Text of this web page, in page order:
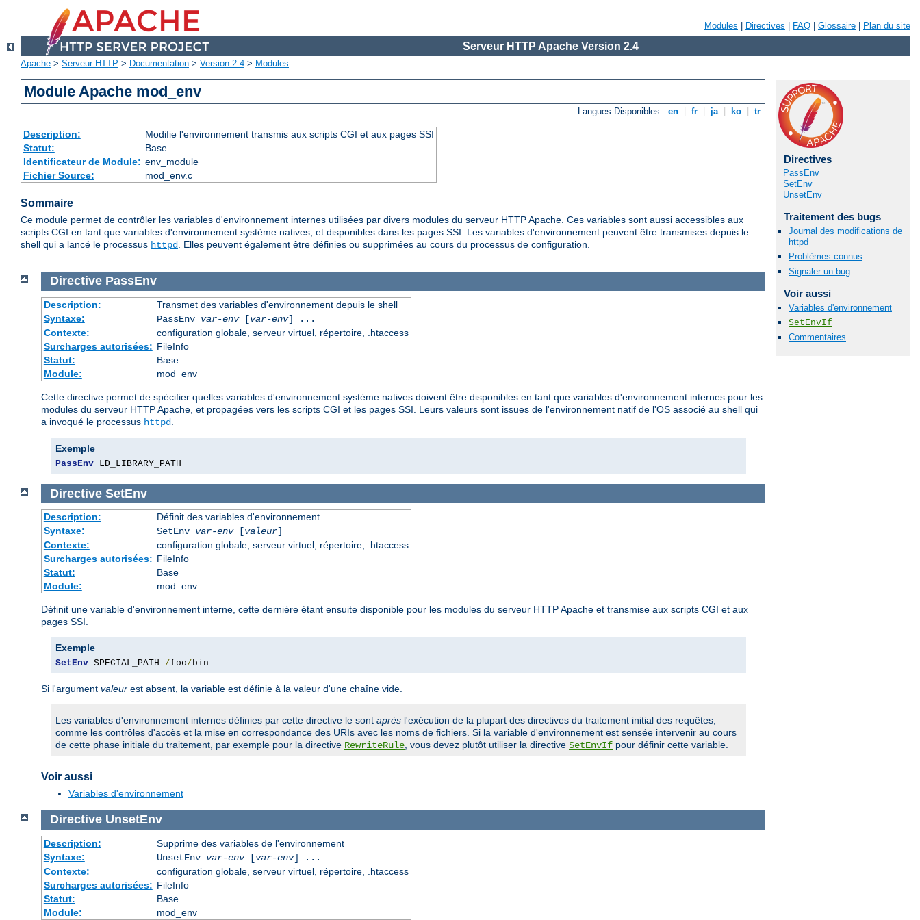
Modules Directives FAQ Glossaire Plan du site
Serveur HTTP Apache Version 2.4
Apache > Serveur HTTP > Documentation > Version 2.4 > Modules
Module Apache mod_env
Langues Disponibles: en fr ja ko tr
Description:
Modifie l'environnement transmis aux scripts CGI et aux pages SSI
Statut:
Base
Identificateur de Module: env_module
Fichier Source:
mod_env.c
Sommaire
Ce module permet de contrôler les variables d'environnement internes utilisées par divers modules du serveur HTTP Apache. Ces variables sont aussi accessibles aux
scripts CGI en tant que variables d'environnement système natives, et disponibles dans les pages SSI. Les variables d'environnement peuvent être transmises depuis le
shell qui a lancé le processus httpd. Elles peuvent également être définies ou supprimées au cours du processus de configuration.
Directives
PassEnv
SetEnv
UnsetEnv
Traitement des bugs
Journal des modifications de
httpd
Problèmes connus
Signaler un bug
Voir aussi
Variables d'environnement
SetEnvIf
Commentaires
Directive PassEnv
Description:
Transmet des variables d'environnement depuis le shell
Syntaxe:
PassEnv var-env[var-env] ...
Contexte:
configuration globale, serveur virtuel, répertoire, .htaccess
Surcharges autorisées: FileInfo
Statut:
Base
Module:
mod_env
Cette directive permet de spécifier quelles variables d'environnement système natives doivent être disponibles en tant que variables d'environnement internes pour les
modules du serveur HTTP Apache, et propagées vers les scripts CGI et les pages SSI. Leurs valeurs sont issues de l'environnement natif de l'OS associé au shell qui
a invoqué le processus httpd
Exemple
PassEnv LD_LIBRARY_PATH
Directive SetEnv
Description:
Définit des variables d'environnement
Syntaxe:
SetEnv var-env[valeur]
Contexte:
configuration globale, serveur virtuel, répertoire, .htaccess
Surcharges autorisées: FileInfo
Statut:
Base
Module:
mod_env
Définit une variable d'environnement interne, cette dernière étant ensuite disponible pour les modules du serveur HTTP Apache et transmise aux scripts CGI et aux
pages SSI.
Exemple
SetEnv SPECIAL_PATH /foo/bin
Si l'argument valeur est absent, la variable est définie à la valeur d'une chaîne vide.
Les variables d'environnement internes définies par cette directive le sont après l'exécution de la plupart des directives du traitement initial des requêtes,
comme les contrôles d'accès et la mise en correspondance des URIs avec les noms de fichiers. Si la variable d'environnement est sensée intervenir au cours
de cette phase initiale du traitement, par exemple pour la directive RewriteRule, vous devez plutôt utiliser la directive SetEnvIf pour définir cette variable.
Voir aussi
Variables d'environnement
Directive UnsetEnv
Description:
Supprime des variables de l'environnement
Syntaxe:
UnsetEnv var-env[var-env] ...
Contexte:
configuration globale, serveur virtuel, répertoire, .htaccess
Surcharges autorisées: FileInfo
Statut:
Base
Module:
mod_env